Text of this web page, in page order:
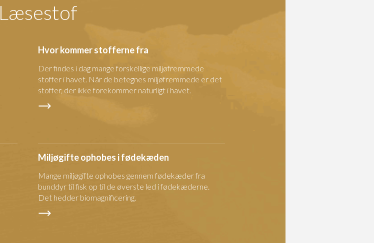
Læsestof
Hvor kommer stofferne fra
Der findes i dag mange forskellige miljøfremmede
stoffer i havet. Når de betegnes miljøfremmede er det
stoffer, der ikke forekommer naturligt i havet.
Miljøgifte ophobes i fødekæden
Mange miljøgifte ophobes gennem fødekæder fra
bunddyr til fisk op til de øverste led i fødekæderne.
Det hedder biomagnificering.